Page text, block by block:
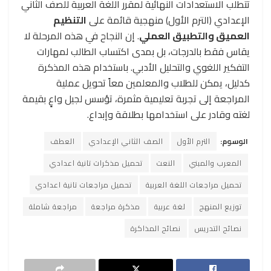
تتطلب الاستعدادات النهائية لمقرر اللغة العربية للصف الثاني
الإعدادي (الترم الأول) منهجية قائمة علىالتنظيم
العميق والتطبيق العملي. إن النجاح في هذه المرحلة لا
يقاس فقط بالدرجات، بل بمدى اكتساب الطالب لمهارات
التفكير اللغوي والتحليل الأدبي. باستخدام هذه المذكرة
كدليل، يمكن للطلاب والمعلمين معاً تحويل عملية
المراجعة إلى تجربة تعليمية مثمرة، تؤسس لجيل واعٍ بقيمة
لغته وقادر على استخدامها بطلاقة وإبداع.
الوسوم: الترم الأول الصف الثاني الإعدادي
العطف
المعرب والمبني
النعت
تحميل مذكرات تانية اعدادي
تحميل مراجعات اللغة العربية
تحميل مراجعات تانية اعدادي
توزيع المنهج
لغة عربية مذكرة مراجعة
مراجعة شاملة
نصائح التدريس
نصائح المذاكرة